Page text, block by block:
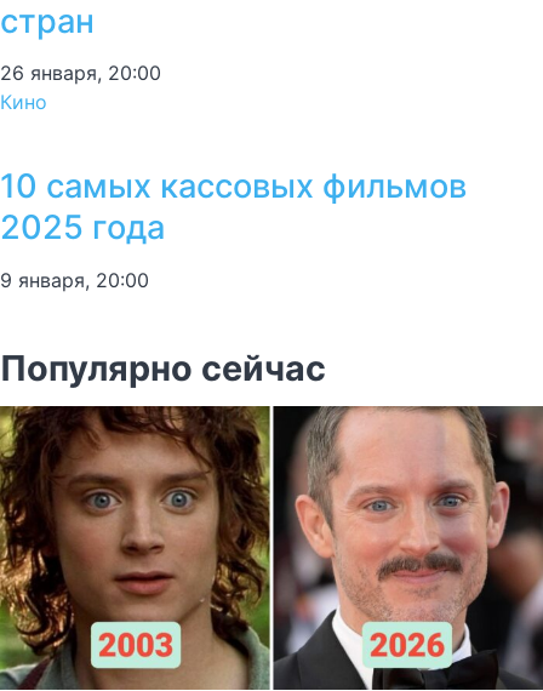
стран
26 января, 20:00
Кино
10 самых кассовых фильмов
2025 года
9 января, 20:00
Популярно сейчас